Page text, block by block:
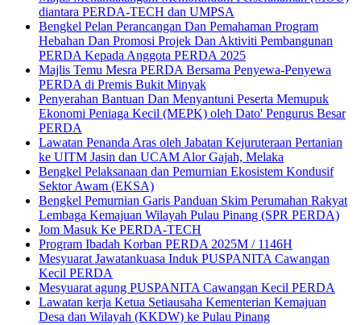
diantara PERDA-TECH dan UMPSA
Bengkel Pelan Perancangan Dan Pemahaman Program
Hebahan Dan Promosi Projek Dan Aktiviti Pembangunan
PERDA Kepada Anggota PERDA 2025
Majlis Temu Mesra PERDA Bersama Penyewa-Penyewa
PERDA di Premis Bukit Minyak
Penyerahan Bantuan Dan Menyantuni Peserta Memupuk
Ekonomi Peniaga Kecil (MEPK) oleh Dato' Pengurus Besar
PERDA
Lawatan Penanda Aras oleh Jabatan Kejuruteraan Pertanian
ke UITM Jasin dan UCAM Alor Gajah, Melaka
Bengkel Pelaksanaan dan Pemurnian Ekosistem Kondusif
Sektor Awam (EKSA)
Bengkel Pemurnian Garis Panduan Skim Perumahan Rakyat
Lembaga Kemajuan Wilayah Pulau Pinang (SPR PERDA)
Jom Masuk Ke PERDA-TECH
Program Ibadah Korban PERDA 2025M / 1146H
Mesyuarat Jawatankuasa Induk PUSPANITA Cawangan
Kecil PERDA
Mesyuarat agung PUSPANITA Cawangan Kecil PERDA
Lawatan kerja Ketua Setiausaha Kementerian Kemajuan
Desa dan Wilayah (KKDW) ke Pulau Pinang